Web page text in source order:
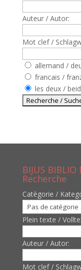
Auteur / Autor:
Mot clef /
allemand /
francais /
les deux /
BIJUS BIBLIO
Recherche
Catègorie /
Plein texte /
Auteur / Autor:
Mot clef /